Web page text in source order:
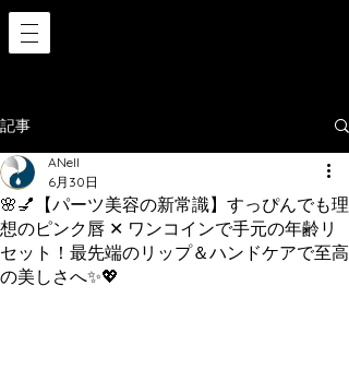
記事
🌸💅【パーツ美容の新常識】すっぴんでも理
想のピンク唇 ✕ ワンコインで手元の年齢リ
セット！最先端のリップ＆ハンドケアで至高
の美しさへ✨💖
ANell
6月30日